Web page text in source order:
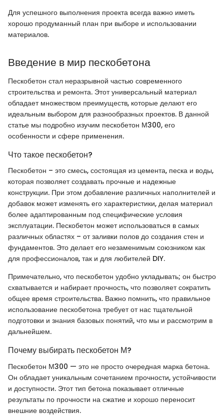
Для успешного выполнения проекта всегда важно иметь
хорошо продуманный план при выборе и использовании
материалов.
Введение в мир пескобетона
Пескобетон стал неразрывной частью современного
строительства и ремонта. Этот универсальный материал
обладает множеством преимуществ, которые делают его
идеальным выбором для разнообразных проектов. В данной
статье мы подробно изучим пескобетон М300, его
особенности и сфере применения.
Что такое пескобетон?
Пескобетон – это смесь, состоящая из цемента, песка и воды,
которая позволяет создавать прочные и надежные
конструкции. При этом добавление различных наполнителей и
добавок может изменять его характеристики, делая материал
более адаптированным под специфические условия
эксплуатации. Пескобетон может использоваться в самых
различных областях – от заливки полов до создания стен и
фундаментов. Это делает его незаменимым союзником как
для профессионалов, так и для любителей DIY.
Примечательно, что пескобетон удобно укладывать; он быстро
схватывается и набирает прочность, что позволяет сократить
общее время строительства. Важно помнить, что правильное
использование пескобетона требует от нас тщательной
подготовки и знания базовых понятий, что мы и рассмотрим в
дальнейшем.
Почему выбирать пескобетон М?
Пескобетон М300 — это не просто очередная марка бетона.
Он обладает уникальным сочетанием прочности, устойчивости
и доступности. Этот тип бетона показывает отличные
результаты по прочности на сжатие и хорошо переносит
внешние воздействия.